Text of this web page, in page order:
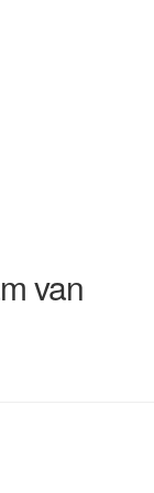
van